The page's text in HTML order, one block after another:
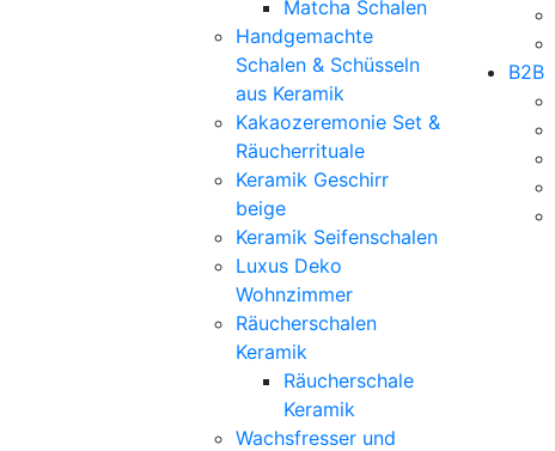
Matcha Schalen
Handgemachte
Schalen & Schüsseln
aus Keramik
Kakaozeremonie Set &
Räucherrituale
Keramik Geschirr
beige
Keramik Seifenschalen
Luxus Deko
Wohnzimmer
Räucherschalen
Keramik
Räucherschale
Keramik
Wachsfresser und
B2B